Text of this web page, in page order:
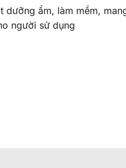
dưỡng ẩm, làm mềm,
người sử dụng